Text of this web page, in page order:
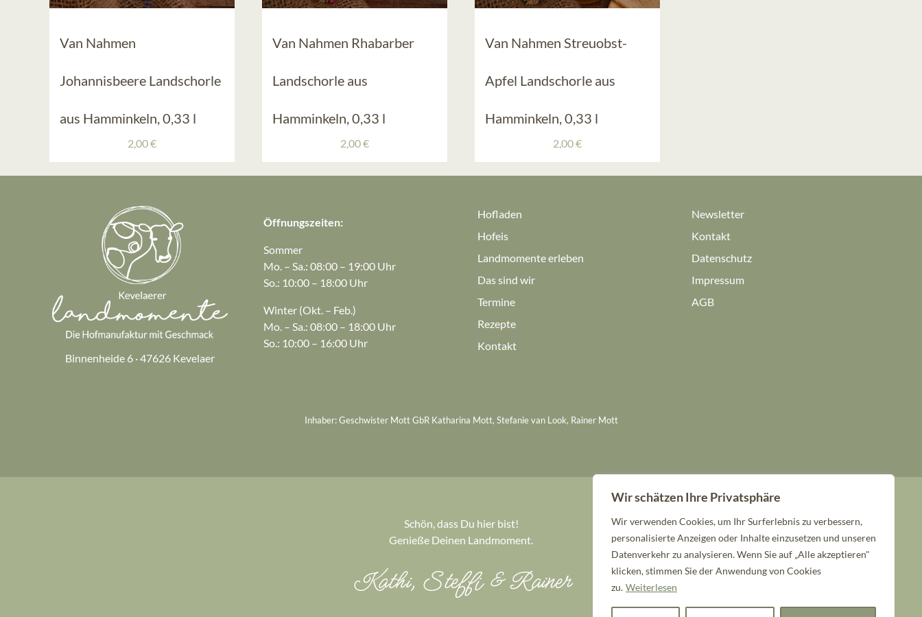
Wir schätzen Ihre Privatsphäre
Wir verwenden Cookies, um Ihr Surferlebnis zu verbessern,
personalisierte Anzeigen oder Inhalte einzusetzen und unseren
Datenverkehr zu analysieren. Wenn Sie auf „Alle akzeptieren"
klicken, stimmen Sie der Anwendung von Cookies
zu. Weiterlesen
Van Nahmen
Johannisbeere Landschorle
aus Hamminkeln, 0,33 l
2,00€
Van Nahmen Rhabarber
Landschorle aus
Hamminkeln, 0,33 l
2,00€
Van Nahmen Streuobst-
Apfel Landschorle aus
Hamminkeln, 0,33 l
2,00€
Binnenheide 6 · 47626 Kevelaer
Öffnungszeiten:
Sommer
Mo. – Sa.: 08:00 – 19:00 Uhr
So.: 10:00 – 18:00 Uhr
Winter (Okt. – Feb.)
Mo. – Sa.: 08:00 – 18:00 Uhr
So.: 10:00 – 16:00 Uhr
Hofladen
Hofeis
Landmomente erleben
Das sind wir
Termine
Rezepte
Kontakt
Newsletter
Kontakt
Datenschutz
Impressum
AGB
Inhaber: Geschwister Mott GbR Katharina Mott, Stefanie van Look, Rainer Mott
Schön, dass Du hier bist!
Genieße Deinen Landmoment.
Kathi, Steffi & Rainer